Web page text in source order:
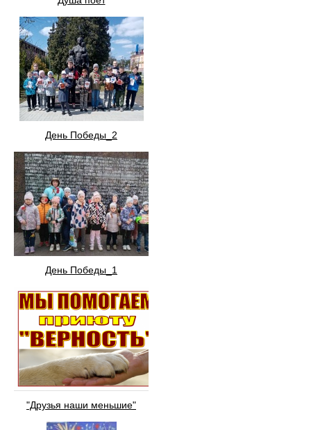
День Победы_2
День Победы_1
"Друзья наши меньшие"